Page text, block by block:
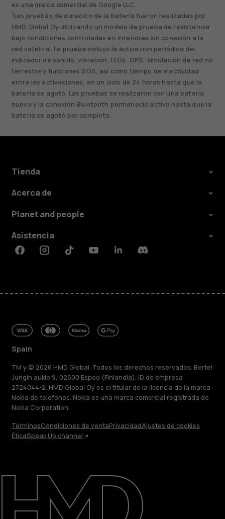
Reparar, reutilizar, reciclar
Sostenibilidad
Asistencia
es una marca comercial de Google LLC.
1Las pruebas de duración de la batería fueron realizadas por
HMD Global Oy utilizando un modelo de prueba de resistencia
bajo condiciones controladas en interiores sin conexión a la
red satelital. La prueba incluyó la activación periódica del
indicador de sonido, vibración, LEDs, GPS, simulación de red no
terrestre y funciones SOS, así como tiempo de inactividad
entre las activaciones, en un ciclo de 24 horas hasta que la
batería se agotó. Las pruebas se realizaron con una batería
nueva y la conexión Bluetooth permaneció activa hasta que la
batería se agotó por completo.
Tienda
Acerca de
Planet and people
Asistencia
FacebookInstagramTiktokYoutubeLinkedinDiscord
Spain
TM y © 2026 HMD Global. Todos los derechos reservados. Bertel
Jungin aukio 9, 02600 Espoo (Finlandia). ID de empresa
2724044-2. HMD Global Oy es el titular de la licencia de la marca
Nokia de teléfonos. Nokia es una marca comercial registrada de
Nokia Corporation.
TérminosCondiciones de ventaPrivacidadAjustes de cookies
ÉticaSpeak Up channel